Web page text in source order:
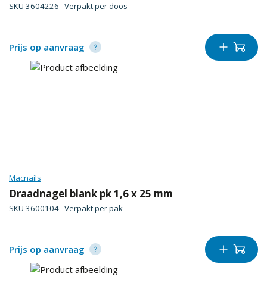
SKU 3604226 Verpakt perdoos
Prijs op aanvraag
Macnails
Draadnagel blank pk 1,6 x 25 mm
SKU 3600104 Verpakt perpak
Prijs op aanvraag